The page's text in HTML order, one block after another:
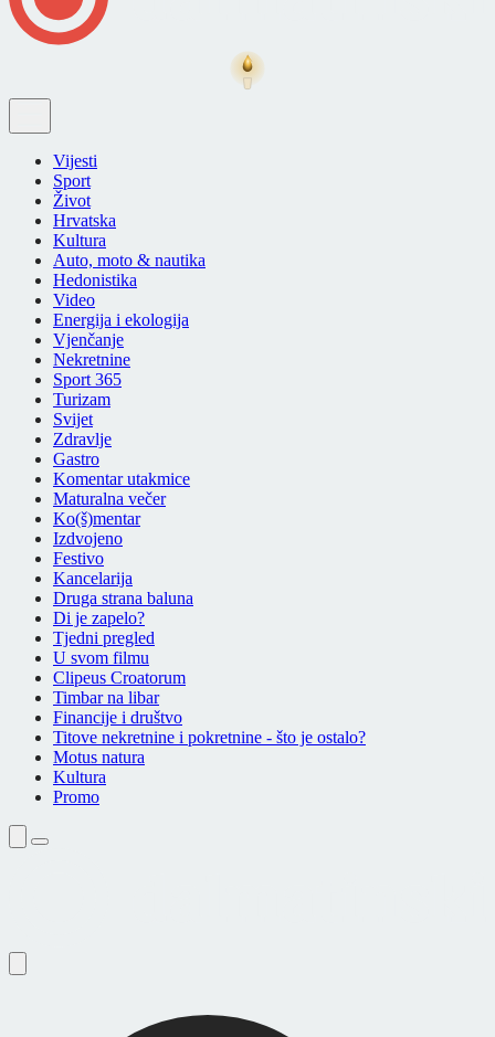
Vijesti
Sport
Život
Hrvatska
Kultura
Auto, moto & nautika
Hedonistika
Video
Energija i ekologija
Vjenčanje
Nekretnine
Sport 365
Turizam
Svijet
Zdravlje
Gastro
Komentar utakmice
Maturalna večer
Ko(š)mentar
Izdvojeno
Festivo
Kancelarija
Druga strana baluna
Di je zapelo?
Tjedni pregled
U svom filmu
Clipeus Croatorum
Timbar na libar
Financije i društvo
Titove nekretnine i pokretnine - što je ostalo?
Motus natura
Kultura
Promo